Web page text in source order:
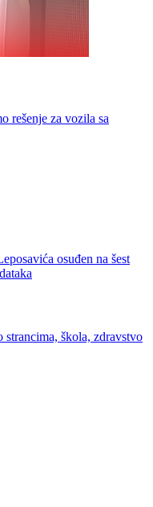
rešenje za vozila sa
osuđen na šest
strancima, škola, zdravstvo